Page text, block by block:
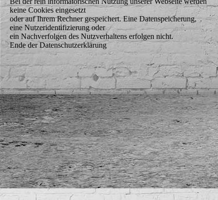
keine Cookies eingesetzt
oder auf Ihrem Rechner gespeichert. Eine Datenspeicherung,
eine Nutzeridentifizierung oder
ein Nachverfolgen des Nutzverhaltens erfolgen nicht.
Ende der Datenschutzerklärung